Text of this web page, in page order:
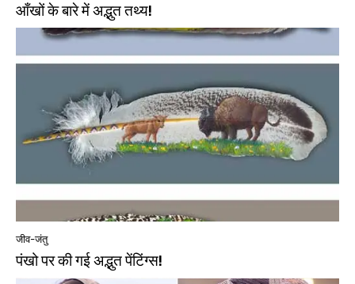
आँखों के बारे में अद्भुत तथ्य!
जीव-जंतु
पंखो पर की गई अद्भुत पेंटिंग्स!